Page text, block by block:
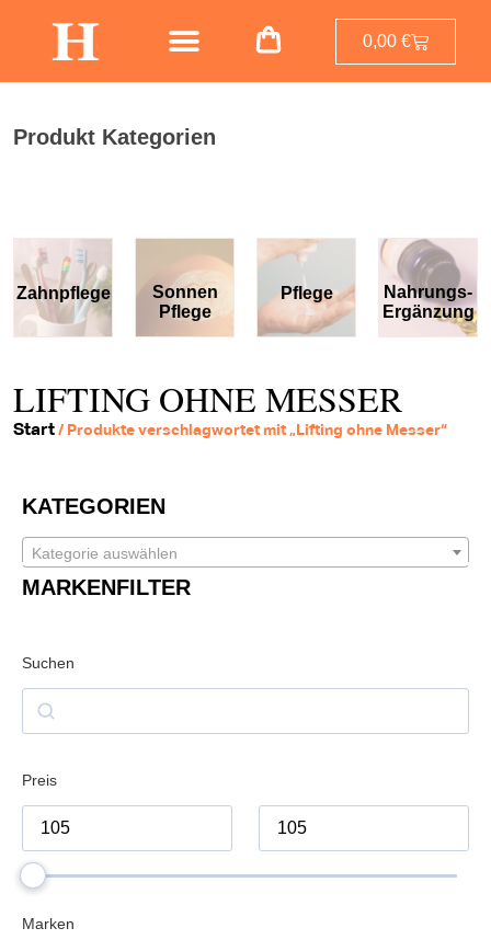
0,00€
Produkt Kategorien
Zahnpflege
Sonnen
Pflege
Pflege
Nahrungs-
Ergänzung
LIFTING OHNE MESSER
Start/ Produkte verschlagwortet mit „Lifting ohne Messer“
KATEGORIEN
Kategorie auswählen
MARKENFILTER
Suchen
Preis
Marken